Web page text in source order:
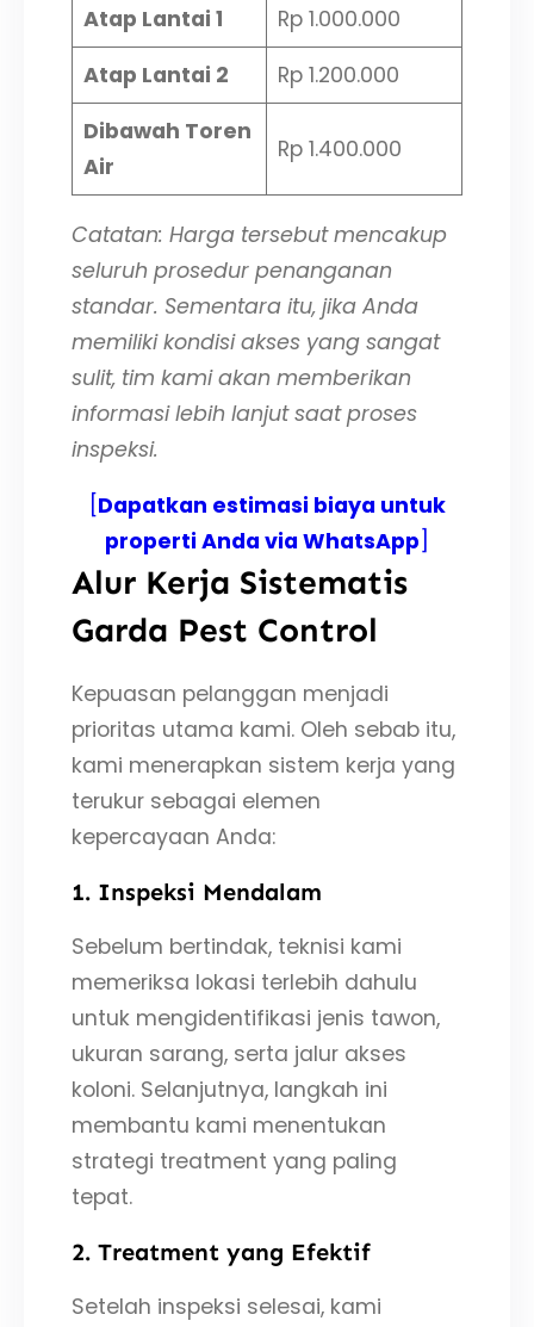
Atap Lantai 1
Rp 1.000.000
Atap Lantai 2
Rp 1.200.000
Dibawah Toren
Air
Rp 1.400.000
Catatan: Harga tersebut mencakup
seluruh prosedur penanganan
standar. Sementara itu, jika Anda
memiliki kondisi akses yang sangat
sulit, tim kami akan memberikan
informasi lebih lanjut saat proses
inspeksi.
Dapatkan estimasi biaya untuk
properti Anda via WhatsApp
Alur Kerja Sistematis
Garda Pest Control
Kepuasan pelanggan menjadi
prioritas utama kami. Oleh sebab itu,
kami menerapkan sistem kerja yang
terukur sebagai elemen
kepercayaan Anda:
1. Inspeksi Mendalam
Sebelum bertindak, teknisi kami
memeriksa lokasi terlebih dahulu
untuk mengidentifikasi jenis tawon,
ukuran sarang, serta jalur akses
koloni. Selanjutnya, langkah ini
membantu kami menentukan
strategi treatment yang paling
tepat.
2. Treatment yang Efektif
Setelah inspeksi selesai, kami